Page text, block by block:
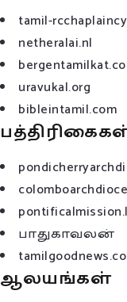
tamil-
netheralai.nl
uravukal.org
bibleintamil.com
பாதுகாவலன்
ஆலயங்கள்